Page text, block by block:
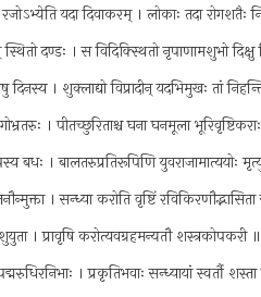
यदा दिवाकरम् । लोकाः तदा
दण्डः । स विदिक्स्थितो नृपाणामशुभो दिक्षु
दिनस्य । शुक्लाद्यो विप्रादीन् यदभिमुखः तां
। पीतच्छुरिताश्च घना घनमूला
बधः । बालतरुप्रतिरूपिणि युवराजामात्ययोः
। सन्ध्या करोति वृष्टिं
। प्रावृषि करोत्यवग्रहमन्यतौ
। प्रकृतिभवाः सन्ध्यायां स्वर्तौ